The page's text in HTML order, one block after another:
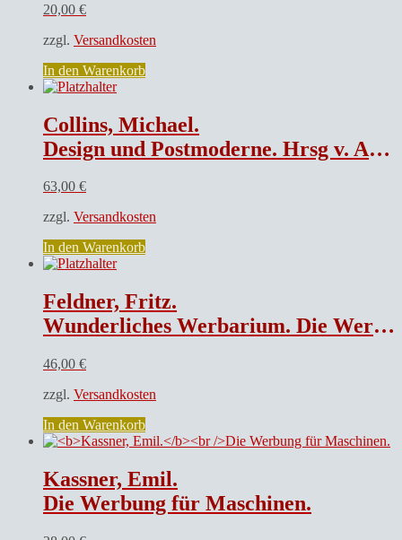
20,00 €
zzgl. Versandkosten
In den Warenkorb
Collins, Michael.
Design und Postmoderne. Hrsg v. Andreas Papadakis. Mit Beiträgen von Volker Fischer, Charles Jencks u. Paolo Portoghesi
63,00 €
zzgl. Versandkosten
In den Warenkorb
Feldner, Fritz.
Wunderliches Werbarium. Die Werbung in der Karikatur. Die Karikatur in der Werbung
46,00 €
zzgl. Versandkosten
In den Warenkorb
Kassner, Emil.
Die Werbung für Maschinen.